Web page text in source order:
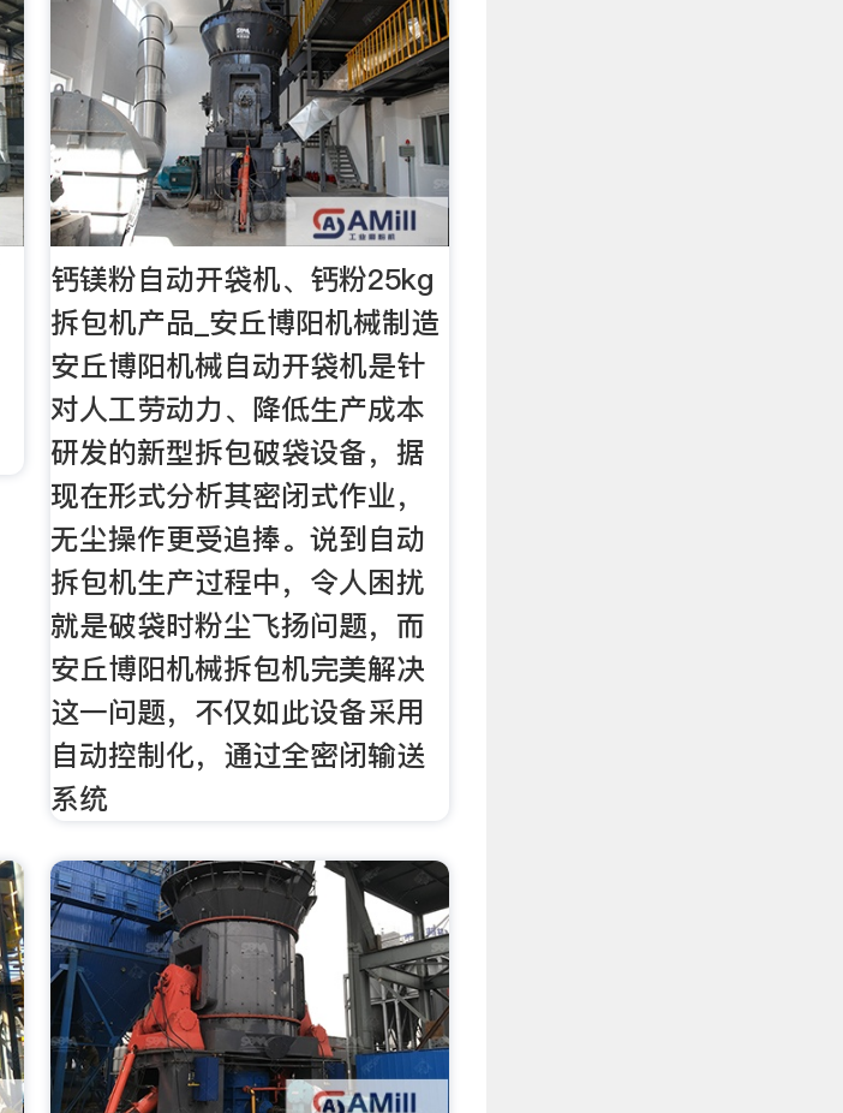
钙镁粉自动开袋机、钙粉25kg
拆包机产品_安丘博阳机械制造
安丘博阳机械自动开袋机是针
对人工劳动力、降低生产成本
研发的新型拆包破袋设备，据
现在形式分析其密闭式作业，
无尘操作更受追捧。说到自动
拆包机生产过程中，令人困扰
就是破袋时粉尘飞扬问题，而
安丘博阳机械拆包机完美解决
这一问题，不仅如此设备采用
自动控制化，通过全密闭输送
系统